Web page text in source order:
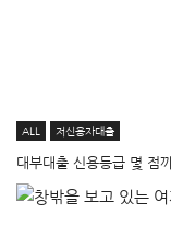
ALL 저신용자대출
대부대출 신용등급 몇 점